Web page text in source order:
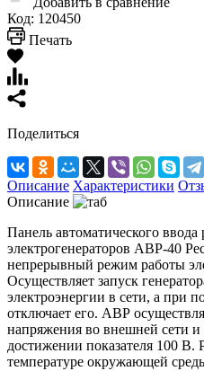
Код: 120450
Печать
Поделиться
Описание Характеристики
Описание
Панель автоматического ввода
электрогенераторов АВР-40
непрерывный режим работы
Осуществляет запуск
электроэнергии в сети, а при
отключает его. АВР
напряжения во внешней сети и
достижении показателя 100 В.
температуре окружающей